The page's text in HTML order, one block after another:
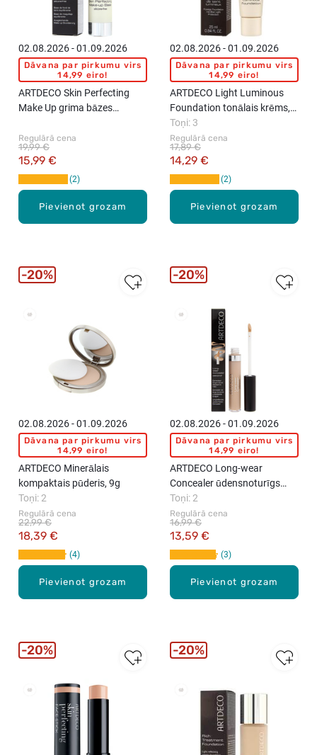
Pievienot grozam
02.08.2026 - 01.09.2026
Dāvana par pirkumu virs
14,99 eiro!
ARTDECO Skin Perfecting
Make Up grima bāzes
Regulārā cena
15,99 €
19,99 €
2
Pievienot grozam
02.08.2026 - 01.09.2026
Dāvana par pirkumu virs
14,99 eiro!
ARTDECO Light Luminous
Foundation tonālais krēms,
25ml
Regulārā cena
14,29 €
17,89 €
Toņi: 3
2
Pievienot grozam
02.08.2026 - 01.09.2026
Dāvana par pirkumu virs
14,99 eiro!
ARTDECO Minerālais
kompaktais pūderis, 9g
Regulārā cena
18,39 €
22,99 €
Toņi: 2
4
20%
Pievienot grozam
02.08.2026 - 01.09.2026
Dāvana par pirkumu virs
14,99 eiro!
ARTDECO Long-wear
Concealer ūdensnoturīgs
konsīleris, 7ml
Regulārā cena
13,59 €
16,99 €
Toņi: 2
3
20%
20% 20%